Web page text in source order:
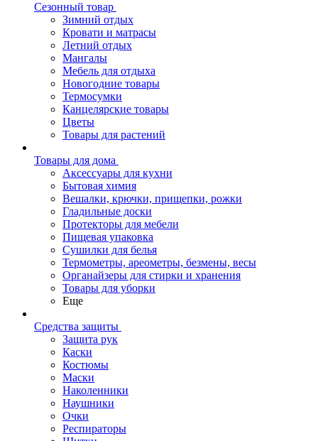
Сезонный товар
Зимний отдых
Кровати и матрасы
Летний отдых
Мангалы
Мебель для отдыха
Новогодние товары
Термосумки
Канцелярские товары
Цветы
Товары для растений
Товары для дома
Аксессуары для кухни
Бытовая химия
Вешалки, крючки, прищепки, рожки
Гладильные доски
Протекторы для мебели
Пищевая упаковка
Сушилки для белья
Термометры, ареометры, безмены, весы
Органайзеры для стирки и хранения
Товары для уборки
Еще
Средства защиты
Защита рук
Каски
Костюмы
Маски
Наколенники
Наушники
Очки
Респираторы